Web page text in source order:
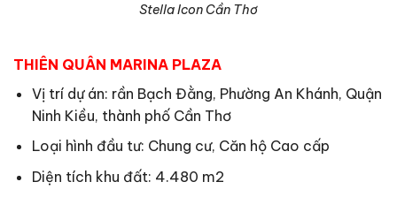
Stella Icon Cần Thơ
THIÊN QUÂN MARINA PLAZA
Vị trí dự án: rần Bạch Đằng, Phường An Khánh, Quận
Ninh Kiều, thành phố Cần Thơ
Loại hình đầu tư: Chung cư, Căn hộ Cao cấp
Diện tích khu đất: 4.480 m2